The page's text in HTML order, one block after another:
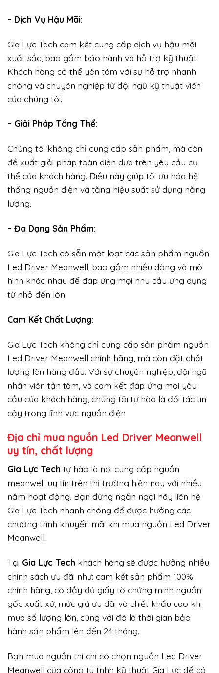
– Dịch Vụ Hậu Mãi:
Gia Lực Tech cam kết cung cấp dịch vụ hậu mãi
xuất sắc, bao gồm bảo hành và hỗ trợ kỹ thuật.
Khách hàng có thể yên tâm với sự hỗ trợ nhanh
chóng và chuyên nghiệp từ đội ngũ kỹ thuật viên
của chúng tôi.
– Giải Pháp Tổng Thể:
Chúng tôi không chỉ cung cấp sản phẩm, mà còn
đề xuất giải pháp toàn diện dựa trên yêu cầu cụ
thể của khách hàng. Điều này giúp tối ưu hóa hệ
thống nguồn điện và tăng hiệu suất sử dụng năng
lượng.
– Đa Dạng Sản Phẩm:
Gia Lực Tech có sẵn một loạt các sản phẩm nguồn
Led Driver Meanwell, bao gồm nhiều dòng và mô
hình khác nhau để đáp ứng mọi nhu cầu ứng dụng
từ nhỏ đến lớn.
Cam Kết Chất Lượng:
Gia Lực Tech không chỉ cung cấp sản phẩm nguồn
Led Driver Meanwell chính hãng, mà còn đặt chất
lượng lên hàng đầu. Với sự chuyên nghiệp, đội ngũ
nhân viên tận tâm, và cam kết đáp ứng mọi yêu
cầu của khách hàng, chúng tôi tự hào là đối tác tin
cậy trong lĩnh vực nguồn điện
Địa chỉ mua nguồn Led Driver Meanwell
uy tín, chất lượng
Gia Lực Tech tự hào là nơi cung cấp nguồn
meanwell uy tín trên thị trường hiện nay với nhiều
năm hoạt động. Bạn đừng ngần ngại hãy liên hệ
Gia Lực Tech nhanh chóng để được hưởng các
chương trình khuyến mãi khi mua nguồn Led Driver
Meanwell.
Tại Gia Lực Tech khách hàng sẽ được hưởng nhiều
chính sách ưu đãi như: cam kết sản phẩm 100%
chính hãng, có đầy đủ giấy tờ chứng minh nguồn
gốc xuất xứ, mức giá ưu đãi và chiết khấu cao khi
mua số lượng lớn, cùng với đó là thời gian bảo
hành sản phẩm lên đến 24 tháng.
Bạn mua nguồn thì chỉ có chọn nguồn Led Driver
Meanwell của công ty tnhh kỹ thuật Gia Lực để có